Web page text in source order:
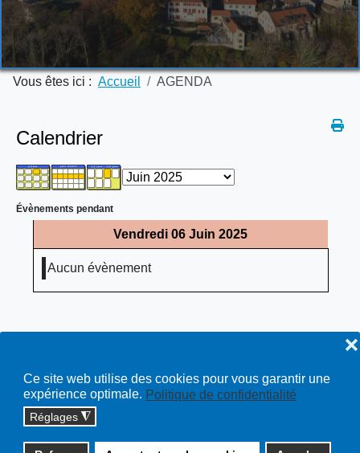
Ce site web utilise des cookies pour vous garantir une
expérience optimale. Politique de confidentialité
Réglages ◮
❌
Vous êtes ici : Accueil AGENDA
Calendrier
Évènements pendant
Vendredi 06 Juin 2025
Aucun évènement
Copyright © 2026 cossonay.ch - tous droits réservés | site :